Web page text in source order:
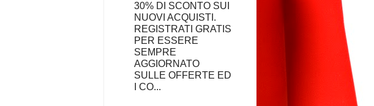
30% DI SCONTO SUI
NUOVI ACQUISTI.
REGISTRATI GRATIS
PER ESSERE
SEMPRE
AGGIORNATO
SULLE OFFERTE ED
I CO...